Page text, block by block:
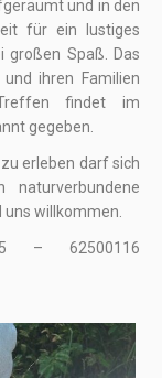
und in den
für ein lustiges
großen Spaß. Das
ihren Familien
findet im
gegeben.
erleben darf sich
willkommen.
– 62500116